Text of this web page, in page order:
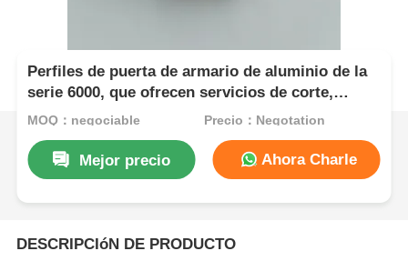
Perfiles de puerta de armario de aluminio de la
serie 6000, que ofrecen servicios de corte,
adecuados para aplicaciones de ventanas y
MOQ：negociable Precio：Negotation
Mejor precio Ahora Charle
DESCRIPCIóN DE PRODUCTO